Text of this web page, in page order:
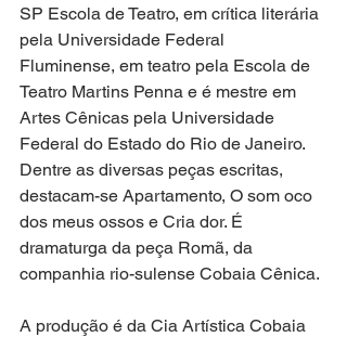
SP Escola de Teatro, em crítica literária
pela Universidade Federal
Fluminense, em teatro pela Escola de
Teatro Martins Penna e é mestre em
Artes Cênicas pela Universidade
Federal do Estado do Rio de Janeiro.
Dentre as diversas peças escritas,
destacam-se Apartamento, O som oco
dos meus ossos e Cria dor. É
dramaturga da peça Romã, da
companhia rio-sulense Cobaia Cênica.
A produção é da Cia Artística Cobaia